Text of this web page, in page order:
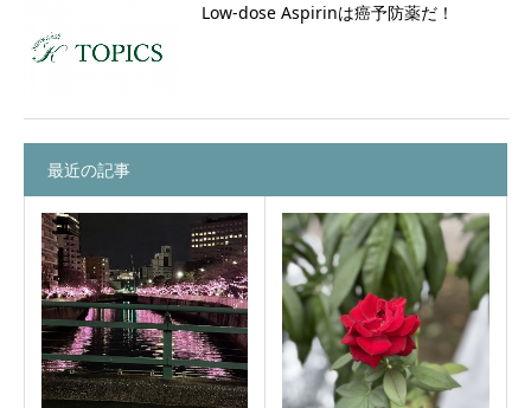
Low-dose Aspirinは癌予防薬だ！
最近の記事